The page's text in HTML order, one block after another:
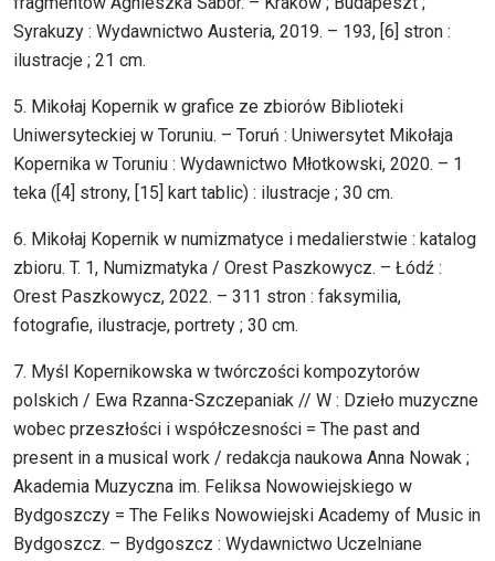
Syrakuzy : Wydawnictwo Austeria, 2019. – 193, [6] stron :
ilustracje ; 21 cm.
5. Mikołaj Kopernik w grafice ze zbiorów Biblioteki
Uniwersyteckiej w Toruniu. – Toruń : Uniwersytet Mikołaja
Kopernika w Toruniu : Wydawnictwo Młotkowski, 2020. – 1
teka ([4] strony, [15] kart tablic) : ilustracje ; 30 cm.
6. Mikołaj Kopernik w numizmatyce i medalierstwie : katalog
zbioru. T. 1, Numizmatyka / Orest Paszkowycz. – Łódź :
Orest Paszkowycz, 2022. – 311 stron : faksymilia,
fotografie, ilustracje, portrety ; 30 cm.
7. Myśl Kopernikowska w twórczości kompozytorów
polskich / Ewa Rzanna-Szczepaniak // W : Dzieło muzyczne
wobec przeszłości i współczesności = The past and
present in a musical work / redakcja naukowa Anna Nowak ;
Akademia Muzyczna im. Feliksa Nowowiejskiego w
Bydgoszczy = The Feliks Nowowiejski Academy of Music in
Bydgoszcz. – Bydgoszcz : Wydawnictwo Uczelniane